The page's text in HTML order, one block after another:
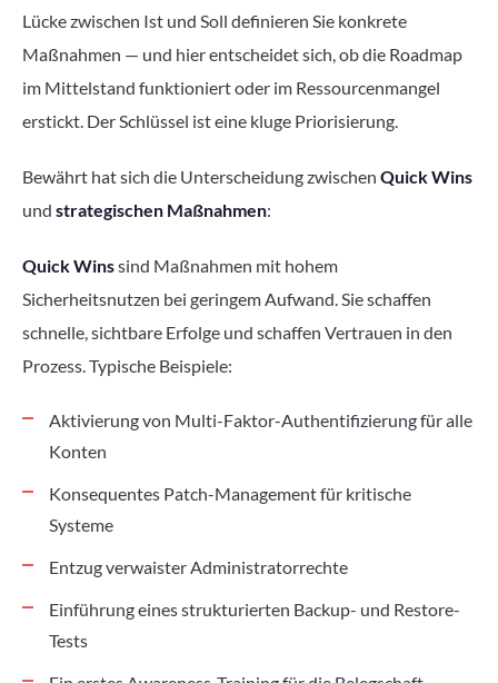
Lücke zwischen Ist und Soll definieren Sie konkrete
Maßnahmen — und hier entscheidet sich, ob die Roadmap
im Mittelstand funktioniert oder im Ressourcenmangel
erstickt. Der Schlüssel ist eine kluge Priorisierung.
Bewährt hat sich die Unterscheidung zwischen Quick Wins
und strategischen Maßnahmen:
Quick Winssind Maßnahmen mit hohem
Sicherheitsnutzen bei geringem Aufwand. Sie schaffen
schnelle, sichtbare Erfolge und schaffen Vertrauen in den
Prozess. Typische Beispiele:
Aktivierung von Multi-Faktor-Authentifizierung für alle
Konten
Konsequentes Patch-Management für kritische
Systeme
Entzug verwaister Administratorrechte
Einführung eines strukturierten Backup- und Restore-
Tests